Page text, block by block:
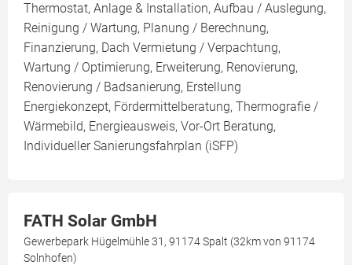
Thermostat, Anlage & Installation, Aufbau / Auslegung,
Reinigung / Wartung, Planung / Berechnung,
Finanzierung, Dach Vermietung / Verpachtung,
Wartung / Optimierung, Erweiterung, Renovierung,
Renovierung / Badsanierung, Erstellung
Energiekonzept, Fördermittelberatung, Thermografie /
Wärmebild, Energieausweis, Vor-Ort Beratung,
Individueller Sanierungsfahrplan (iSFP)
FATH Solar GmbH
Gewerbepark Hügelmühle 31, 91174 Spalt (32km von 91174
Solnhofen)